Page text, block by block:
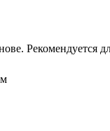
Рекомендуется